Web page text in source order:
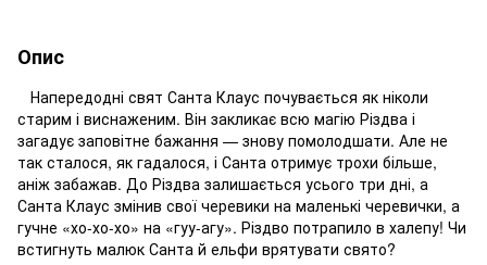
Опис
Напередодні свят Санта Клаус почувається як ніколи
старим і виснаженим. Він закликає всю магію Різдва і
загадує заповітне бажання — знову помолодшати. Але не
так сталося, як гадалося, і Санта отримує трохи більше,
аніж забажав. До Різдва залишається усього три дні, а
Санта Клаус змінив свої черевики на маленькі черевички, а
гучне «хо-хо-хо» на «гуу-агу». Різдво потрапило в халепу! Чи
встигнуть малюк Санта й ельфи врятувати свято?